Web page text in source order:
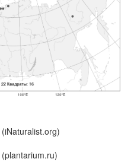
(iNaturalist.org)
(plantarium.ru)